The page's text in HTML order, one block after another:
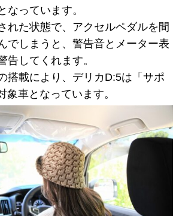
なっています。
れた状態で、アクセルペダルを間
でしまうと、警告音とメーター表
告してくれます。
搭載により、デリカD:5は「サポ
象車となっています。